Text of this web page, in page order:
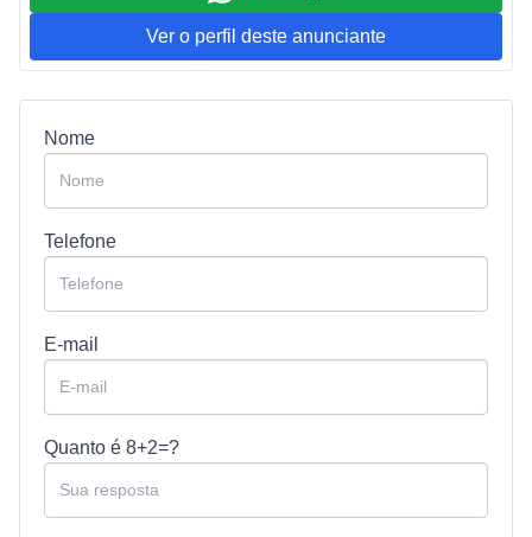
Ver o perfil deste anunciante
Nome
Telefone
E-mail
Quanto é 8+2=?